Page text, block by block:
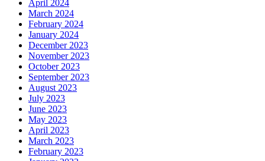
April 2024
March 2024
February 2024
January 2024
December 2023
November 2023
October 2023
September 2023
August 2023
July 2023
June 2023
May 2023
April 2023
March 2023
February 2023